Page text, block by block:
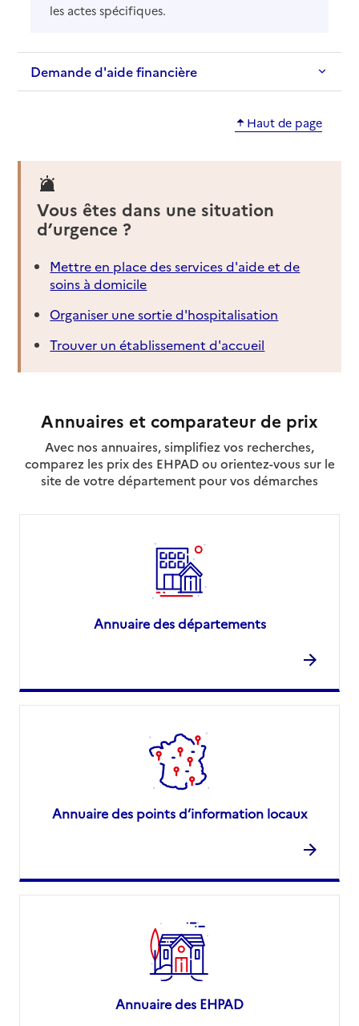
les actes spécifiques.
Demande d'aide financière
Haut de page
Vous êtes dans une situation
d’urgence ?
Mettre en place des services d'aide et de
soins à domicile
Organiser une sortie d'hospitalisation
Trouver un établissement d'accueil
Annuaires et comparateur de prix
Avec nos annuaires, simplifiez vos recherches,
comparez les prix des EHPAD ou orientez-vous sur le
site de votre département pour vos démarches
Annuaire des départements
Annuaire des points d’information locaux
Annuaire des EHPAD